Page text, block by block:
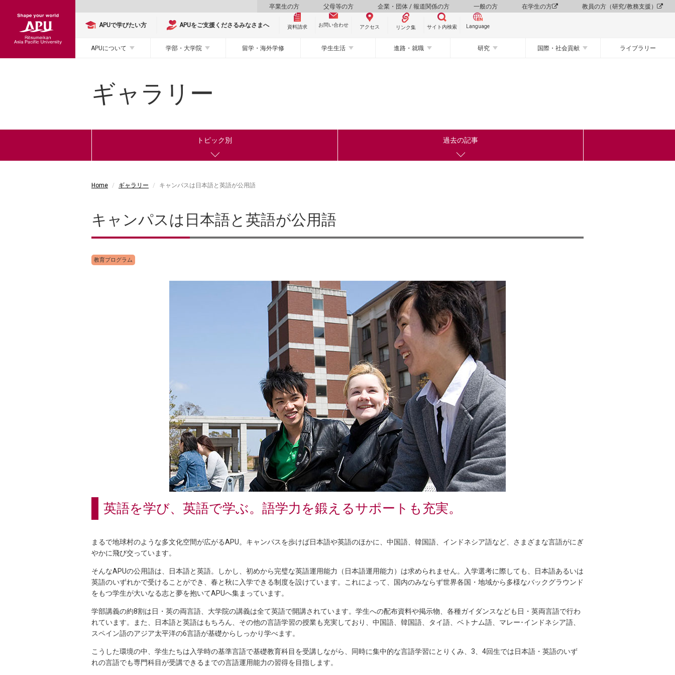
卒業生の方 父母等の方 企業・団体 / 報道関係の方 一般の方 在学生の方 教員の方（研究/教務支援）
APUで学びたい方 APUをご支援くださるみなさまへ 資料請求 お問い合わせ アクセス リンク集 サイト内検索 Language
APUについて 学部・大学院 留学・海外学修 学生生活 進路・就職 研究 国際・社会貢献 ライブラリー
ギャラリー
トピック別 過去の記事
Home ギャラリー キャンパスは日本語と英語が公用語
キャンパスは日本語と英語が公用語
教育プログラム
英語を学び、英語で学ぶ。語学力を鍛えるサポートも充実。
まるで地球村のような多文化空間が広がるAPU。キャンパスを歩けば日本語や英語のほかに、中国語、韓国語、インドネシア語など、さまざまな言語がにぎ
やかに飛び交っています。
そんなAPUの公用語は、日本語と英語。しかし、初めから完璧な英語運用能力（日本語運用能力）は求められません。入学選考に際しても、日本語あるいは
英語のいずれかで受けることができ、春と秋に入学できる制度を設けています。これによって、国内のみならず世界各国・地域から多様なバックグラウンド
をもつ学生が大いなる志と夢を抱いてAPUへ集まっています。
学部講義の約8割は日・英の両言語、大学院の講義は全て英語で開講されています。学生への配布資料や掲示物、各種ガイダンスなども日・英両言語で行わ
れています。また、日本語と英語はもちろん、その他の言語学習の授業も充実しており、中国語、韓国語、タイ語、ベトナム語、マレー･インドネシア語、
スペイン語のアジア太平洋の6言語が基礎からしっかり学べます。
こうした環境の中、学生たちは入学時の基準言語で基礎教育科目を受講しながら、同時に集中的な言語学習にとりくみ、3、4回生では日本語・英語のいず
れの言語でも専門科目が受講できるまでの言語運用能力の習得を目指します。